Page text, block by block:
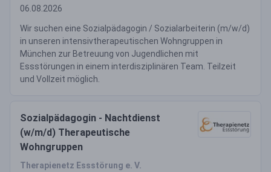
06.08.2026
Wir suchen eine Sozialpädagogin / Sozialarbeiterin (m/w/d)
in unseren intensivtherapeutischen Wohngruppen in
München zur Betreuung von Jugendlichen mit
Essstörungen in einem interdisziplinären Team. Teilzeit
und Vollzeit möglich.
Sozialpädagogin - Nachtdienst
(w/m/d) Therapeutische
Wohngruppen
Therapienetz Essstörung e. V.